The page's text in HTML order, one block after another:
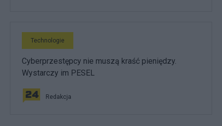
Technologie
Cyberprzestępcy nie muszą kraść pieniędzy.
Wystarczy im PESEL
Redakcja